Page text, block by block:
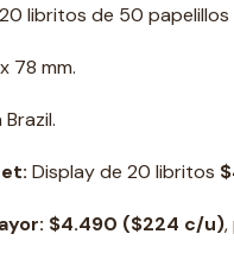
libritos de 50 papelillos
78 mm.
Brazil.
Display de 20 libritos
$4.490 ($224 c/u),